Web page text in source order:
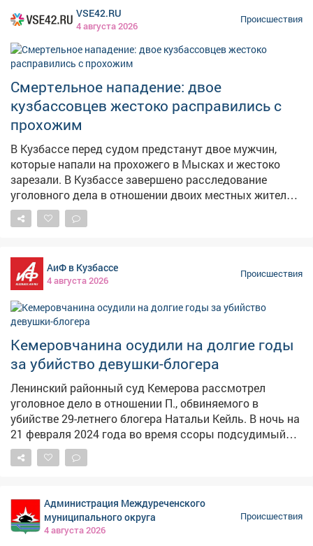
спасательного отряда выездов не было. ❗️Об угрозе
или возникновении чрезвычайной ситуации
немедленно сообщайте по телефону 2-39-31.
VSE42.RU
4 августа 2026
Происшествия
Смертельное нападение: двое
кузбассовцев жестоко расправились с
прохожим
В Кузбассе перед судом предстанут двое мужчин,
которые напали на прохожего в Мысках и жестоко
зарезали. В Кузбассе завершено расследование
уголовного дела в отношении двоих местных жителей.
Как сообщает областная Прокуратура и СК Кузбасса,
в июле 2025 года в Мысках на улице Осенней они
кулаком по лицу, а затем ножом в грудь со спины.
Второй нанёс удар клинком в грудь спереди.
Несмотря на помощь врачей, пострадавший
скончался в больнице. По данным силовиков,
обвиняемые свою вину не признали. Следователи
свидетелей, провели 10 экспертиз, объём дела
составил 9 томов. Фигурантов задержали при
поддержке МВД и Росгвардии, суд отправил их под
стражу. Уголовное дело направлено в Кемеровский
областной суд.
АиФ в Кузбассе
4 августа 2026
Происшествия
Кемеровчанина осудили на долгие годы
за убийство девушки-блогера
Ленинский районный суд Кемерова рассмотрел
уголовное дело в отношении П., обвиняемого в
убийстве 29-летнего блогера Натальи Кейль. В ночь на
21 февраля 2024 года во время ссоры подсудимый
много раз ударил сожительницу ножом и твёрдым
тупым предметом. От полученных телесных
основании обвинительного вердикта коллегии
присяжных заседателей П. признан виновным. При
этом коллегия присяжных сочла подсудимого
Администрация Междуреченского
муниципального округа
4 августа 2026
Происшествия